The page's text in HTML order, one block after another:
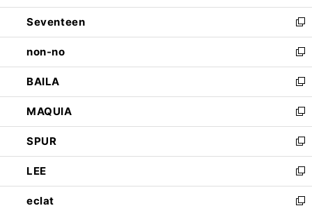
開
く
ウ
で
開
く
ン
ド
ウ
で
開
く
Seventeen
新
し
い
ウ
ィ
ン
ド
ウ
で
開
く
non-no
新
し
い
ウ
ィ
ン
ド
ウ
で
開
く
BAILA
新
し
い
ウ
ィ
ン
ド
ウ
で
MAQUIA
新
し
い
ウ
ィ
ン
ド
SPUR
新
し
い
ウ
ィ
LEE
新
し
い
eclat
新